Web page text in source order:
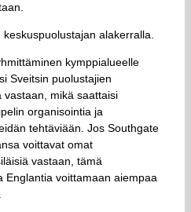
alakerralla.
kymppialueelle
Sveitsin puolustajien
vastaan, mikä saattaisi
organisointia ja
tehtäviään. Jos Southgate
voittavat omat
vastaan, tämä
Englantia voittamaan aiempaa